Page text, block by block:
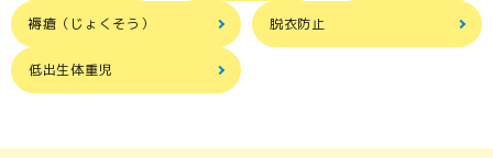
褥瘡（じょくそう） 脱衣防止
低出生体重児